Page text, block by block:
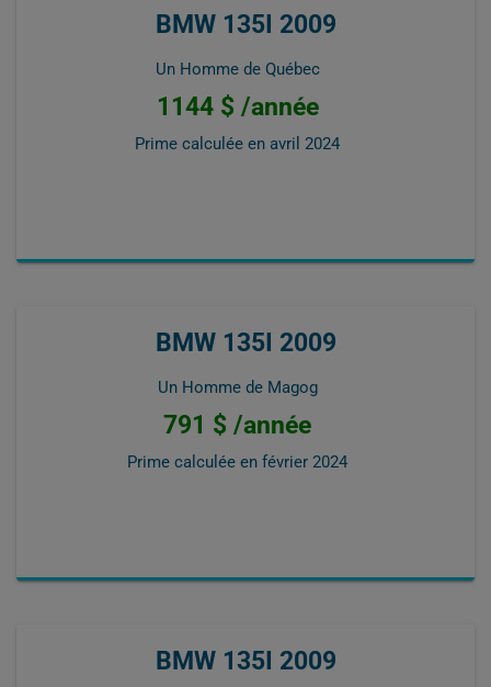
BMW 135I 2009
Un Homme de Québec
1144 $ /année
Prime calculée en avril 2024
BMW 135I 2009
Un Homme de Magog
791 $ /année
Prime calculée en février 2024
BMW 135I 2009